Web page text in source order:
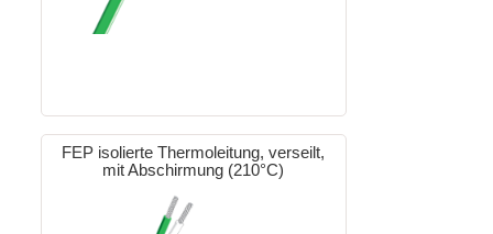
FEP isolierte Thermoleitung, verseilt,
mit Abschirmung (210°C)